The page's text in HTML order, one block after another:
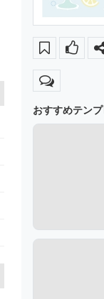
おすすめテン